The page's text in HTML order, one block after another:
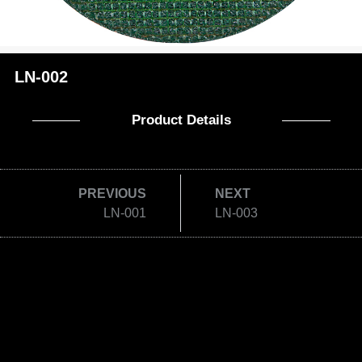
LN-002
Product Details
PREVIOUS
LN-001
NEXT
LN-003